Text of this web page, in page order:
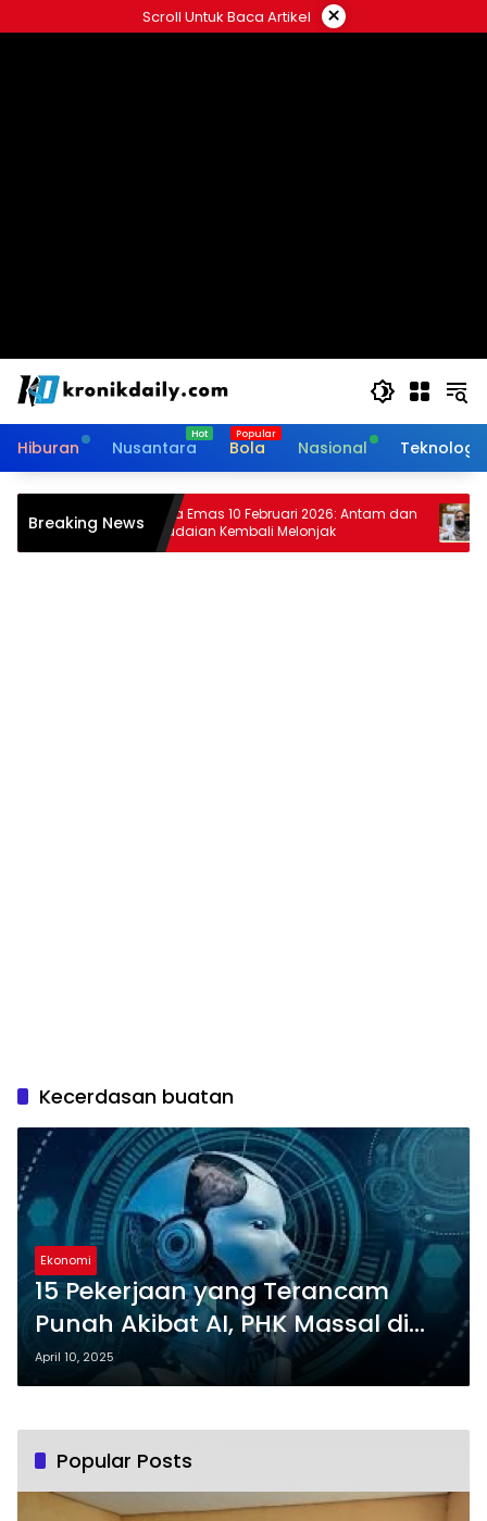
ke
Scroll Untuk Baca Artikel ×
Hiburan Nusantara Bola Nasional Teknologi
Breaking NewsHarga Emas 10 Februari 2026: Antam dan
Pegadaian Kembali Melonjak
dan
Kecerdasan buatan
Ekonomi
15 Pekerjaan yang Terancam
Punah Akibat AI, PHK Massal di
Indonesia Makin Menggila
April 10, 2025
Popular Posts